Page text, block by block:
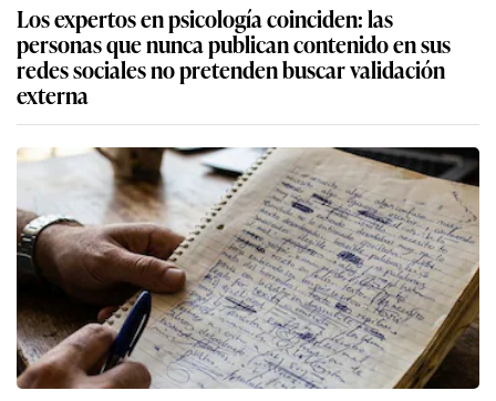
Los expertos en psicología coinciden: las
personas que nunca publican contenido en sus
redes sociales no pretenden buscar validación
externa